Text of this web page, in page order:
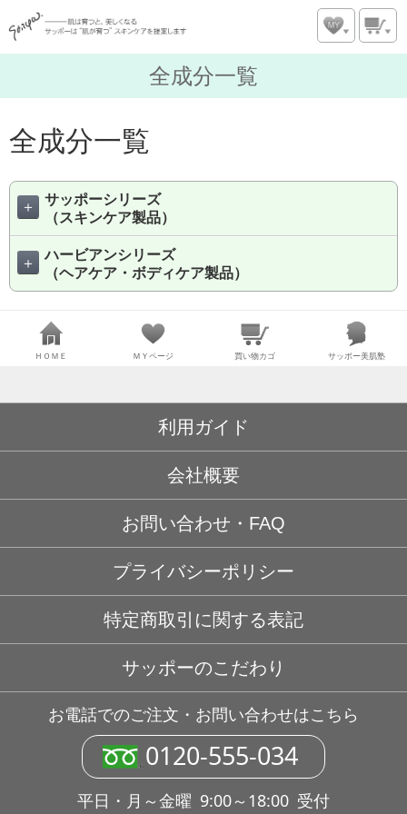
全成分一覧
全成分一覧
＋ サッポーシリーズ
（スキンケア製品）
＋ ハービアンシリーズ
（ヘアケア・ボディケア製品）
ＨＯＭＥ ＭＹページ 買い物カゴ サッポー美肌塾
利用ガイド
会社概要
お問い合わせ・FAQ
プライバシーポリシー
特定商取引に関する表記
サッポーのこだわり
お電話でのご注文・お問い合わせはこちら
0120-555-034
平日・月～金曜 9:00～18:00 受付